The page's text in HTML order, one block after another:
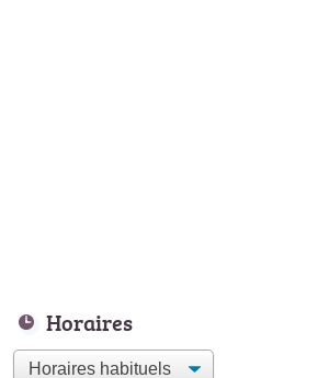
Horaires